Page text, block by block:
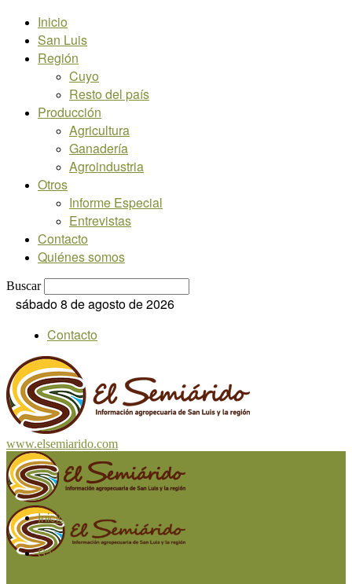
Inicio
San Luis
Región
Cuyo
Resto del país
Producción
Agricultura
Ganadería
Agroindustria
Otros
Informe Especial
Entrevistas
Contacto
Quiénes somos
Buscar
sábado 8 de agosto de 2026
Contacto
www.elsemiarido.com
Inicio
San Luis